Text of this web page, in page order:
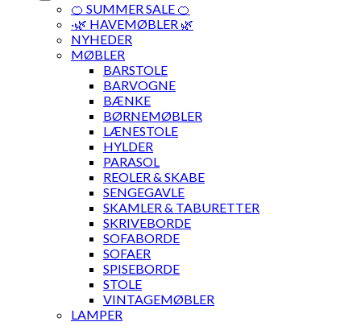
🍊 SUMMER SALE 🍊
·🌿 HAVEMØBLER 🌿
NYHEDER
MØBLER
BARSTOLE
BARVOGNE
BÆNKE
BØRNEMØBLER
LÆNESTOLE
HYLDER
PARASOL
REOLER & SKABE
SENGEGAVLE
SKAMLER & TABURETTER
SKRIVEBORDE
SOFABORDE
SOFAER
SPISEBORDE
STOLE
VINTAGEMØBLER
LAMPER